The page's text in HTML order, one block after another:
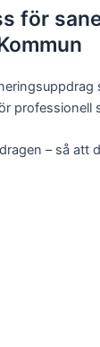
för
professionell
– så att